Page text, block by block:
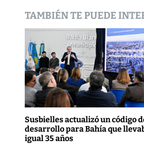
d
e
e
n
t
r
a
d
TAMBIÉN TE PUEDE
Susbielles actualizó un código
desarrollo para Bahía que
igual 35 años